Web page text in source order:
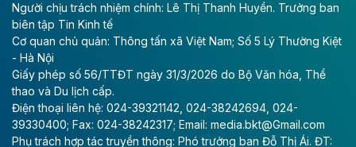
(ACV) vừa lập kỷ lục mới về lợi nhuận trong quý
II/2026.
Theo baodautu.vn
Vinaconex lập đỉnh doanh thu
Tổng CTCP Xuất nhập khẩu và Xây dựng Việt Nam
(Vinaconex) đã khép lại nửa đầu năm với doanh thu
Người chịu trách nhiệm chính: Lê Thị Thanh Huyền. Trưởng ban
biên tập Tin Kinh tế
Cơ quan chủ quản: Thông tấn xã Việt Nam; Số 5 Lý Thường Kiệt
- Hà Nội
Giấy phép số 56/TTĐT ngày 31/3/2026 do Bộ Văn hóa, Thể
thao và Du lịch cấp.
Điện thoại liên hệ: 024-39321142, 024-38242694, 024-
39330400; Fax: 024-38242317; Email: media.bkt@Gmail.com
Phụ trách hợp tác truyền thông: Phó trưởng ban Đỗ Thị Ái. ĐT: